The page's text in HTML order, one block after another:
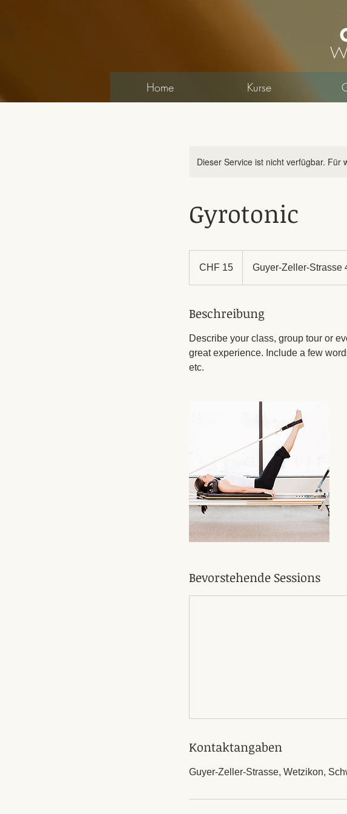
Home Kurse
Dieser Service ist nicht verfügbar. Für
Gyrotonic
Franken
CHF 15 Guyer-Zeller-Strasse
Beschreibung
Describe your class, group tour or
great experience. Include a few
etc.
Bevorstehende Sessions
Kontaktangaben
Guyer-Zeller-Strasse, Wetzikon,